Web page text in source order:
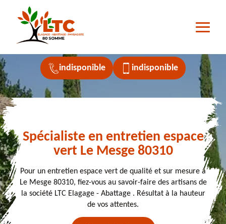
indisponible indisponible
Spécialiste en entretien espace
vert Le Mesge 80310
Pour un entretien espace vert de qualité et sur mesure à
Le Mesge 80310, fiez-vous au savoir-faire des artisans de
la société LTC Elagage - Abattage . Résultat à la hauteur
de vos attentes.